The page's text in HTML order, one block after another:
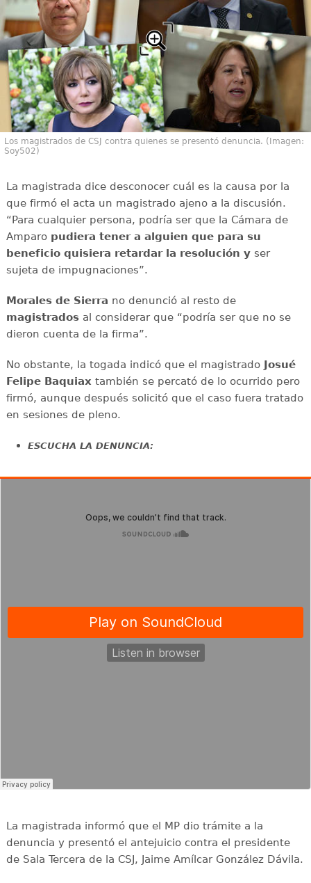
Los magistrados de CSJ contra quienes se presentó denuncia. (Imagen:
Soy502)
La magistrada dice desconocer cuál es la causa por la
que firmó el acta un magistrado ajeno a la discusión.
“Para cualquier persona, podría ser que la Cámara de
Amparopudiera tener a alguien que para su
beneficio quisiera retardar la resolución yser
sujeta de impugnaciones”.
Morales de Sierra no denunció al resto de
magistradosal considerar que “podría ser que no se
dieron cuenta de la firma”.
No obstante, la togada indicó que el magistradoJosué
Felipe Baquiax también se percató de lo ocurrido pero
firmó, aunque después solicitó que el caso fuera tratado
en sesiones de pleno.
ESCUCHA LA DENUNCIA:
La magistrada informó que el MP dio trámite a la
denuncia y presentó el antejuicio contra el presidente
de Sala Tercera de la CSJ, Jaime Amílcar González Dávila.